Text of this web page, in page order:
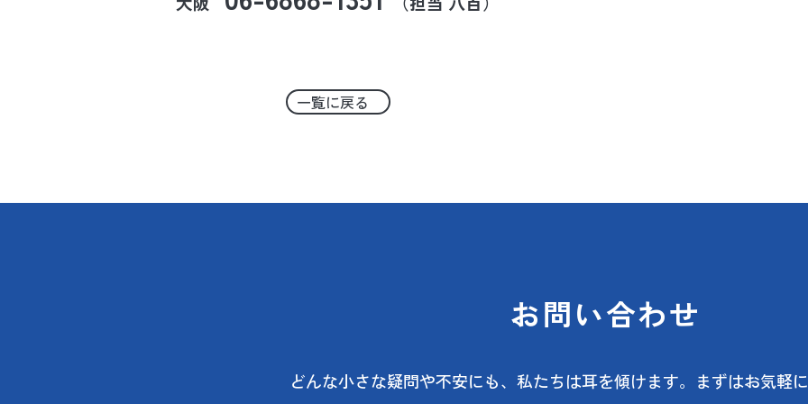
一覧に戻る
お問い合わせ
どんな小さな疑問や不安にも、 私たちは耳を傾けます。 まずはお気軽